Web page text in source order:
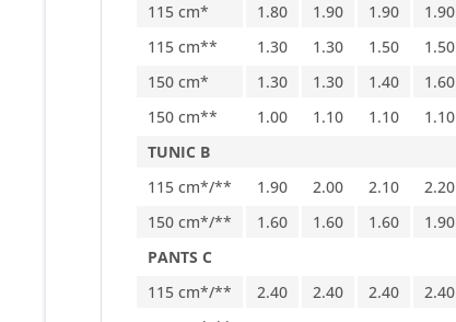
115 cm*
1.80 1.90 1.90 1.90
115 cm**
1.30 1.30 1.50 1.50
150 cm*
1.30 1.30 1.40 1.60
150 cm**
1.00 1.10 1.10 1.10
TUNIC B
115 cm*/**
1.90 2.00 2.10 2.20
150 cm*/**
1.60 1.60 1.60 1.90
PANTS C
115 cm*/**
2.40 2.40 2.40 2.40